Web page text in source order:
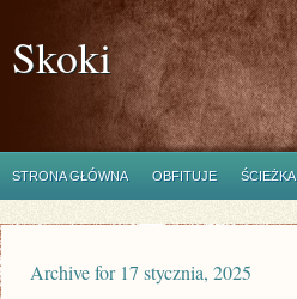
Skoki
STRONA GŁÓWNA OBFITUJE ŚCIEŻKA
Archive for 17 stycznia, 2025